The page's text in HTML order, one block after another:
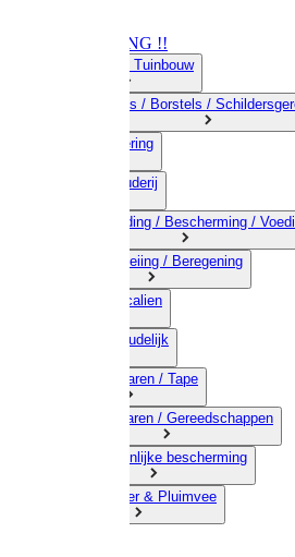
OPRUIMING !!
01) Land-& Tuinbouw
02) Bezems / Borstels /
03) Afrastering
04) Veehouderij
05) Bestrijding / Bescherming /
06) Besproeiing / Beregening
07) Chemicalien
08) Huishoudelijk
09) Touwwaren / Tape
10) IJzerwaren / Gereedschappen
11) Persoonlijke bescherming
12) Kleindier & Pluimvee